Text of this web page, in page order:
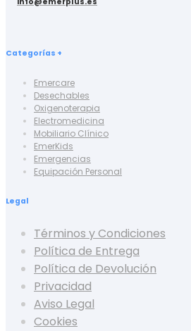
Categorías +
Emercare
Desechables
Oxigenoterapia
Electromedicina
Mobiliario Clínico
EmerKids
Emergencias
Equipación Personal
Legal
Términos y Condiciones
Política de Entrega
Política de Devolución
Privacidad
Aviso Legal
Cookies